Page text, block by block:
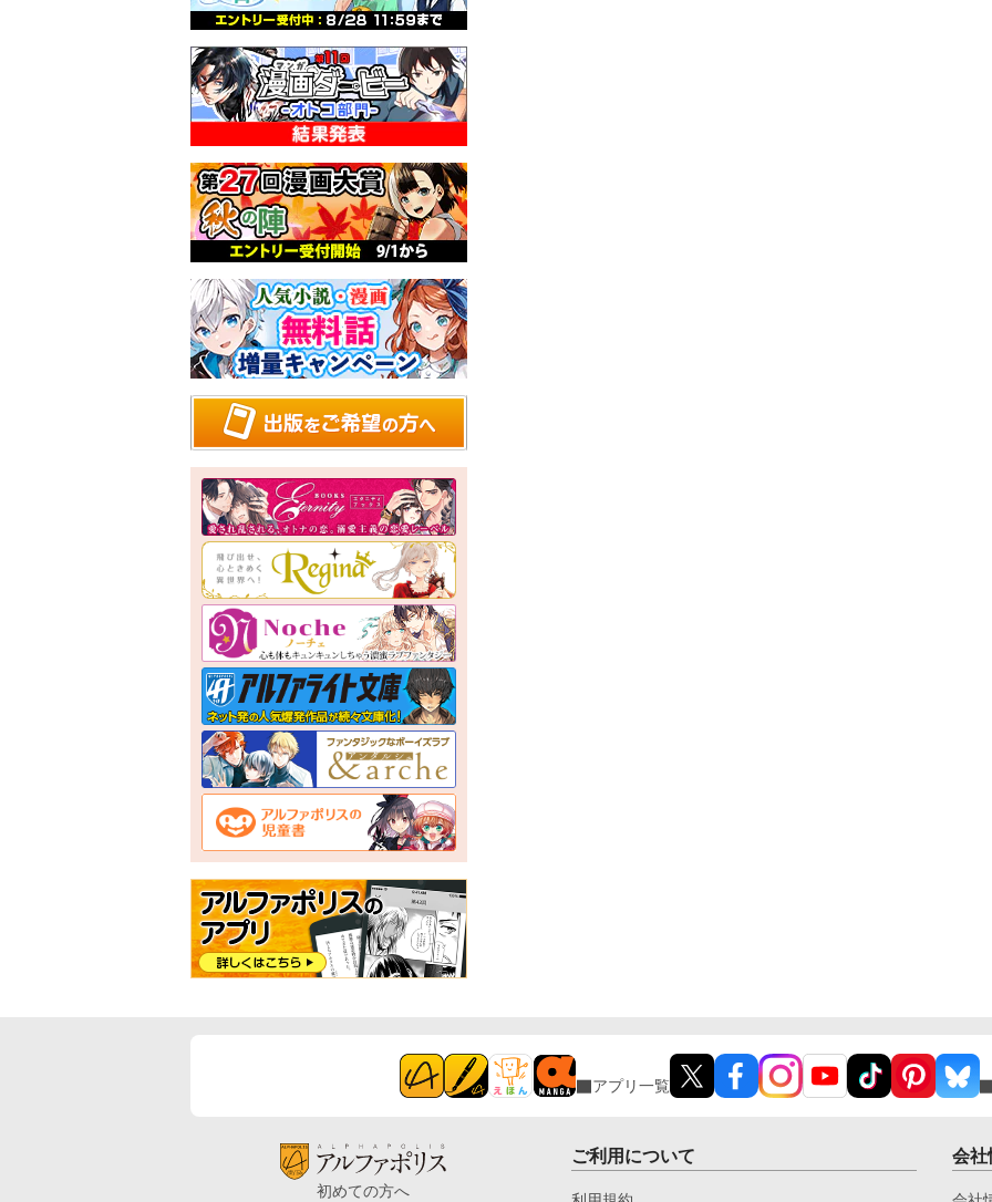
アプリ一覧
初めての方へ
ご利用について 会社